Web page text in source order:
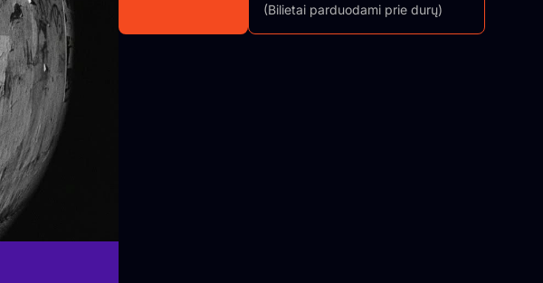
(Bilietai parduodami prie durų)